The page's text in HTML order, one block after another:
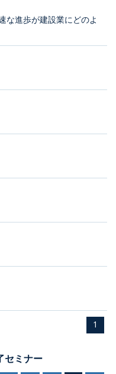
な進歩が建設業にどのよ
1
セミナー